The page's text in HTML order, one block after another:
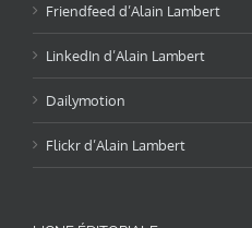
Friendfeed d’Alain Lambert
LinkedIn d’Alain Lambert
Dailymotion
Flickr d’Alain Lambert